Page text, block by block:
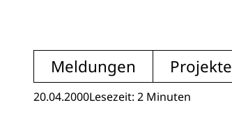
Meldungen Projekte
20.04.2000Lesezeit: 2 Minuten